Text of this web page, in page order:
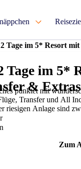
Tage im 5* Resort
Tage im 5*
& Extras
punktet mit
Transfer und All
riesigen Anlage sind
Zum